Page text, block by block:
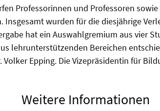
Professorinnen und Professoren
Insgesamt wurden für die diesjährige
hat ein Auswahlgremium aus vier
lehrunterstützenden Bereichen
Volker Epping. Die Vizepräsidentin für
Weitere Informationen